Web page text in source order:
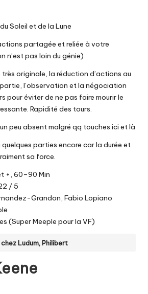
Soleil et de la Lune
partagée et reliée à votre
n’est pas loin du génie)
très originale, la réduction d’actions au
l’observation et la négociation
pour éviter de ne pas faire mourir le
Rapidité des tours.
peu absent malgré qq touches ici et là
quelques parties encore car la durée et
sa force.
+, 60–90 Min
/ 5
Grandon, Fabio Lopiano
(Super Meeple pour la VF)
chez Ludum, Philibert